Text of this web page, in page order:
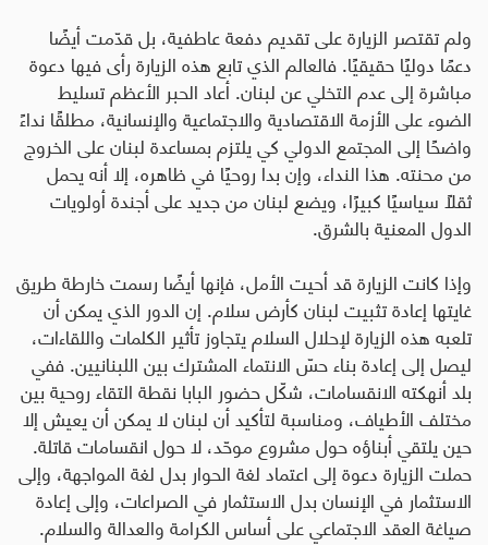
ولم تقتصر الزيارة على تقديم دفعة عاطفية، بل قدّمت أيضًا
دعمًا دوليًا حقيقيًا. فالعالم الذي تابع هذه الزيارة رأى فيها دعوة
مباشرة إلى عدم التخلي عن لبنان. أعاد الحبر الأعظم تسليط
الضوء على الأزمة الاقتصادية والاجتماعية والإنسانية، مطلقًا نداءً
واضحًا إلى المجتمع الدولي كي يلتزم بمساعدة لبنان على الخروج
من محنته. هذا النداء، وإن بدا روحيًا في ظاهره، إلا أنه يحمل
ثقلًا سياسيًا كبيرًا، ويضع لبنان من جديد على أجندة أولويات
الدول المعنية بالشرق.
وإذا كانت الزيارة قد أحيت الأمل، فإنها أيضًا رسمت خارطة طريق
غايتها إعادة تثبيت لبنان كأرض سلام. إن الدور الذي يمكن أن
تلعبه هذه الزيارة لإحلال السلام يتجاوز تأثير الكلمات واللقاءات،
ليصل إلى إعادة بناء حسّ الانتماء المشترك بين اللبنانيين. ففي
بلد أنهكته الانقسامات، شكّل حضور البابا نقطة التقاء روحية بين
مختلف الأطياف، ومناسبة لتأكيد أن لبنان لا يمكن أن يعيش إلا
حين يلتقي أبناؤه حول مشروع موحّد، لا حول انقسامات قاتلة.
حملت الزيارة دعوة إلى اعتماد لغة الحوار بدل لغة المواجهة، وإلى
الاستثمار في الإنسان بدل الاستثمار في الصراعات، وإلى إعادة
صياغة العقد الاجتماعي على أساس الكرامة والعدالة والسلام.